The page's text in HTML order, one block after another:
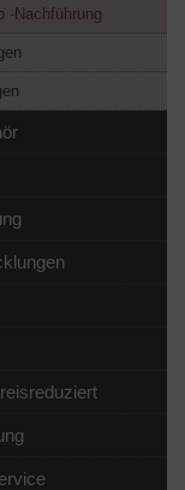
-Nachführung